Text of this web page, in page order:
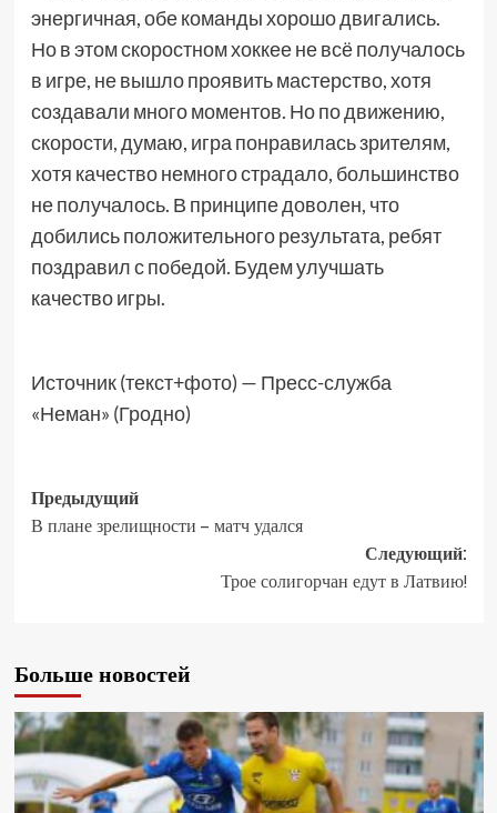
энергичная, обе команды хорошо двигались.
Но в этом скоростном хоккее не всё получалось
в игре, не вышло проявить мастерство, хотя
создавали много моментов. Но по движению,
скорости, думаю, игра понравилась зрителям,
хотя качество немного страдало, большинство
не получалось. В принципе доволен, что
добились положительного результата, ребят
поздравил с победой. Будем улучшать
качество игры.
Источник (текст+фото) — Пресс-служба
«Неман» (Гродно)
Предыдущий
В плане зрелищности – матч удался
Следующий:
Трое солигорчан едут в Латвию!
Больше новостей